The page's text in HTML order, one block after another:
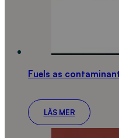
Fuels as
LÄS MER